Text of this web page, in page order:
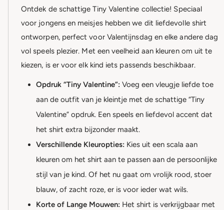
Ontdek de schattige Tiny Valentine collectie! Speciaal
voor jongens en meisjes hebben we dit liefdevolle shirt
ontworpen, perfect voor Valentijnsdag en elke andere dag
vol speels plezier. Met een veelheid aan kleuren om uit te
kiezen, is er voor elk kind iets passends beschikbaar.
Opdruk “Tiny Valentine”:Voeg een vleugje liefde toe
aan de outfit van je kleintje met de schattige “Tiny
Valentine” opdruk. Een speels en liefdevol accent dat
het shirt extra bijzonder maakt.
Verschillende Kleuropties:Kies uit een scala aan
kleuren om het shirt aan te passen aan de persoonlijke
stijl van je kind. Of het nu gaat om vrolijk rood, stoer
blauw, of zacht roze, er is voor ieder wat wils.
Korte of Lange Mouwen:Het shirt is verkrijgbaar met